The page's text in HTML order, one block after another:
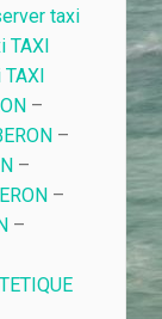
taxi
TAXI
–
–
–
–
–